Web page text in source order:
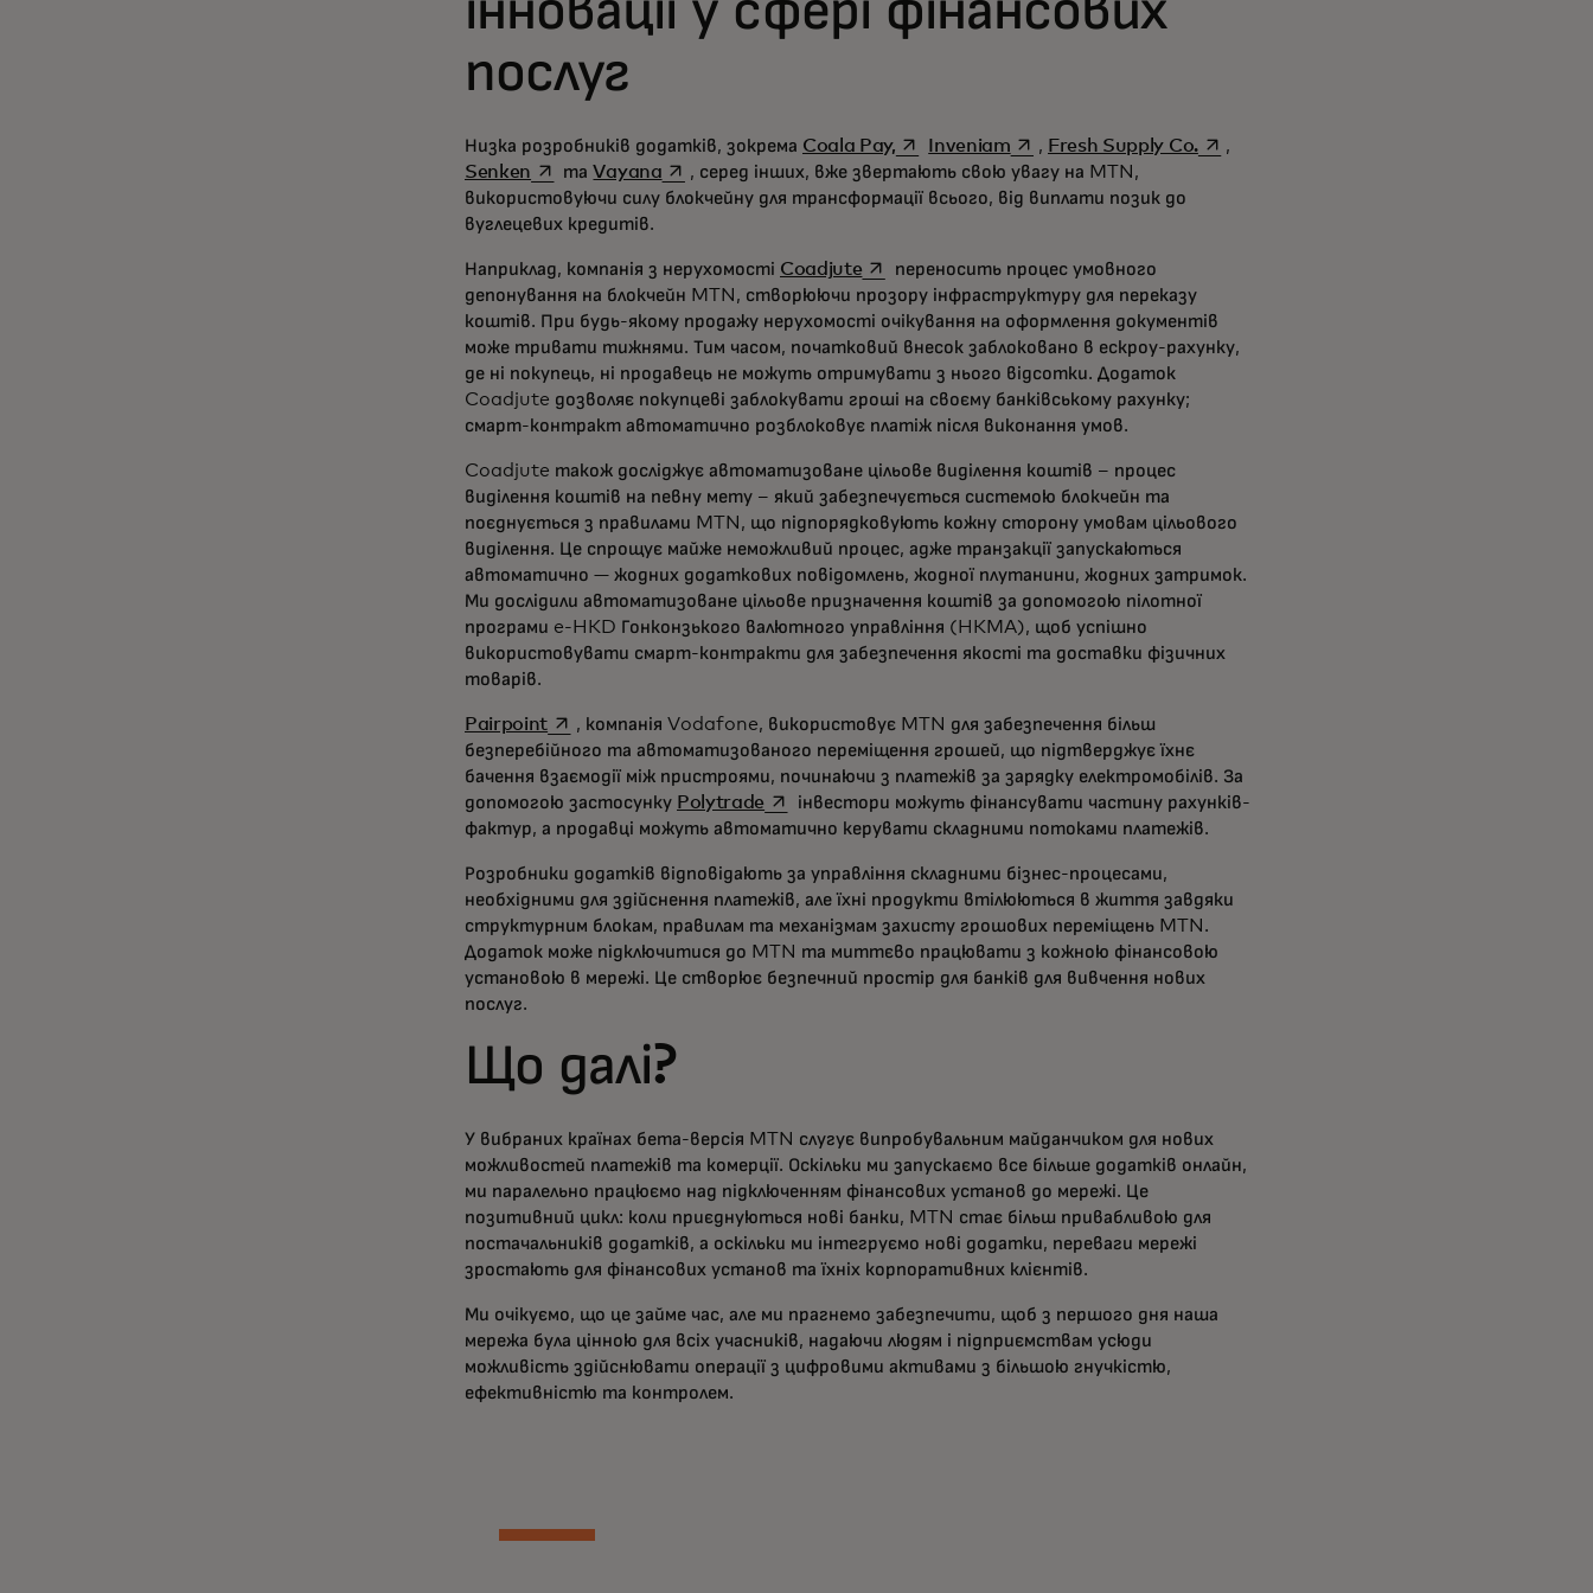
послуг
Низка розробників додатків, зокрема Coala Pay, opens in a new tab
Inveniamopens in a new tab
, Fresh Supply Co.opens in a new tab
,
Senken opens in a new tab
таVayanaopens in a new tab
, серед інших, вже звертають свою увагу на MTN,
використовуючи силу блокчейну для трансформації всього, від виплати позик до
вуглецевих кредитів.
Наприклад, компанія з нерухомості Coadjuteopens in a new tab
переносить процес умовного
депонування на блокчейн MTN, створюючи прозору інфраструктуру для переказу
коштів. При будь-якому продажу нерухомості очікування на оформлення документів
може тривати тижнями. Тим часом, початковий внесок заблоковано в ескроу-рахунку,
де ні покупець, ні продавець не можуть отримувати з нього відсотки. Додаток
Coadjute дозволяє покупцеві заблокувати гроші на своєму банківському рахунку;
смарт-контракт автоматично розблоковує платіж після виконання умов.
Coadjute також досліджує автоматизоване цільове виділення коштів – процес
виділення коштів на певну мету – який забезпечується системою блокчейн та
поєднується з правилами MTN, що підпорядковують кожну сторону умовам цільового
виділення. Це спрощує майже неможливий процес, адже транзакції запускаються
автоматично — жодних додаткових повідомлень, жодної плутанини, жодних затримок.
Ми дослідили автоматизоване цільове призначення коштів за допомогою пілотної
програми e-HKD Гонконзького валютного управління (HKMA), щоб успішно
використовувати смарт-контракти для забезпечення якості та доставки фізичних
товарів.
Pairpointopens in a new tab
, компанія Vodafone, використовує MTN для забезпечення більш
безперебійного та автоматизованого переміщення грошей, що підтверджує їхнє
бачення взаємодії між пристроями, починаючи з платежів за зарядку електромобілів. За
допомогою застосунку Polytrade opens in a new tab
інвестори можуть фінансувати частину рахунків-
фактур, а продавці можуть автоматично керувати складними потоками платежів.
Розробники додатків відповідають за управління складними бізнес-процесами,
необхідними для здійснення платежів, але їхні продукти втілюються в життя завдяки
структурним блокам, правилам та механізмам захисту грошових переміщень MTN.
Додаток може підключитися до MTN та миттєво працювати з кожною фінансовою
установою в мережі. Це створює безпечний простір для банків для вивчення нових
послуг.
Що далі?
У вибраних країнах бета-версія MTN слугує випробувальним майданчиком для нових
можливостей платежів та комерції. Оскільки ми запускаємо все більше додатків онлайн,
ми паралельно працюємо над підключенням фінансових установ до мережі. Це
позитивний цикл: коли приєднуються нові банки, MTN стає більш привабливою для
постачальників додатків, а оскільки ми інтегруємо нові додатки, переваги мережі
зростають для фінансових установ та їхніх корпоративних клієнтів.
Ми очікуємо, що це займе час, але ми прагнемо забезпечити, щоб з першого дня наша
мережа була цінною для всіх учасників, надаючи людям і підприємствам усюди
можливість здійснювати операції з цифровими активами з більшою гнучкістю,
ефективністю та контролем.